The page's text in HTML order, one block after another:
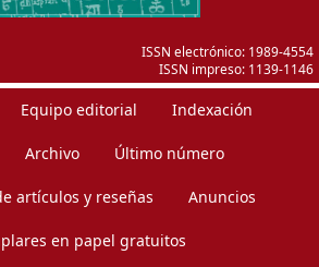
ISSN electrónico: 1989-4554
ISSN impreso: 1139-1146
Equipo editorial Indexación
Archivo Último número
artículos y reseñas Anuncios
en papel gratuitos